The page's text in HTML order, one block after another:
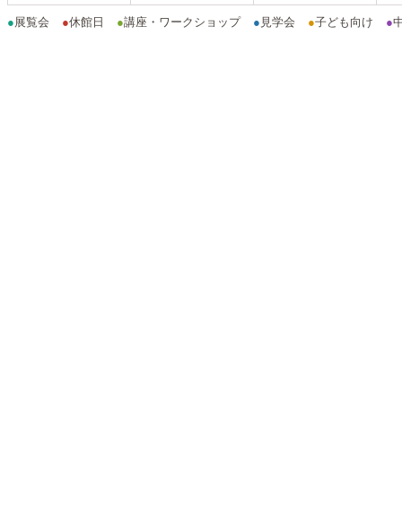
●展覧会 ●休館日 ●講座・ワークショップ ● 見学会 ●子ども向け ●